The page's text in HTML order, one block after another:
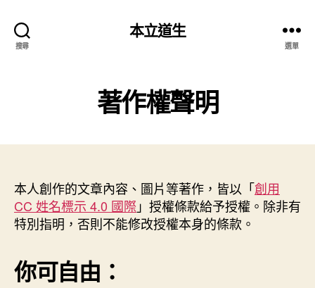
搜尋
本立道生
選單
著作權聲明
本人創作的文章內容、圖片等著作，皆以「創用
CC 姓名標示 4.0 國際 」授權條款給予授權。除非有
特別指明，否則不能修改授權本身的條款。
你可自由：